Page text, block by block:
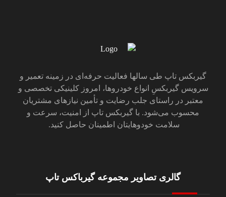
گیربکس تاپ طی سالها فعالیت حرفه‌ای در زمینه تعمیر و
سرویس گیربکس‌ِ انواع خودروها، امروز کلینیکی تخصصی و
معتبر در راستای جلب رضایت و تأمین نیازهای مشتریان
محسوب می‌‌شود. با گیربکس تاپ از امنیت، سرعت و
سلامت خودوهایتان اطمینان حاصل کنید.
گالری تصاویر مجموعه گیرباکس تاپ